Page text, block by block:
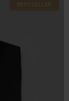
BESTSELLER